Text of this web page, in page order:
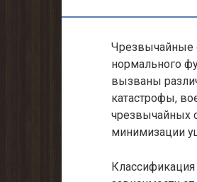
Чрезвычайные
нормального
вызваны
катастрофы,
чрезвычайных
минимизации
Классификация